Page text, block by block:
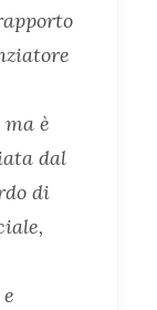
è
dal
di